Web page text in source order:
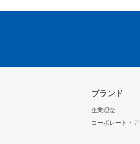
ブランド
企業理念
コーポレート・